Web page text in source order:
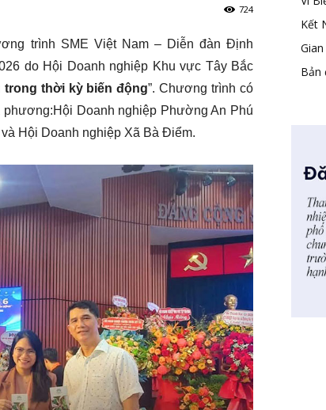
724
trình SME Việt Nam – Diễn đàn Định
do Hội Doanh nghiệp Khu vực Tây Bắc
thời kỳ biến động”. Chương trình có
Doanh nghiệp Phường An Phú
Hội Doanh nghiệp Xã Bà Điểm.
Kết
Bản